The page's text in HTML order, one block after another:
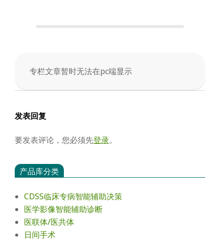
会
专栏文章暂时无法在pc端显示
2025-
02
发表回复
要发表评论，您必须先登录。
产品库分类
CDSS临床专病智能辅助决策
医学影像智能辅助诊断
医联体/医共体
日间手术